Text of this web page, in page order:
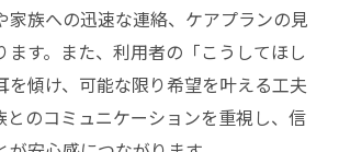
家族への迅速な連絡、ケアプランの見
ます。また、利用者の「こうしてほし
を傾け、可能な限り希望を叶える工夫
とのコミュニケーションを重視し、信